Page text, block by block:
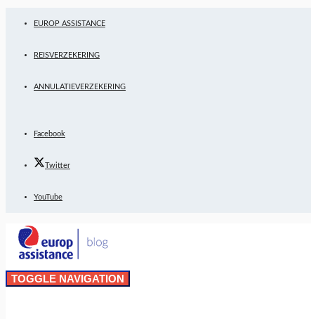
EUROP ASSISTANCE
REISVERZEKERING
ANNULATIEVERZEKERING
Facebook
Twitter
YouTube
TOGGLE NAVIGATION